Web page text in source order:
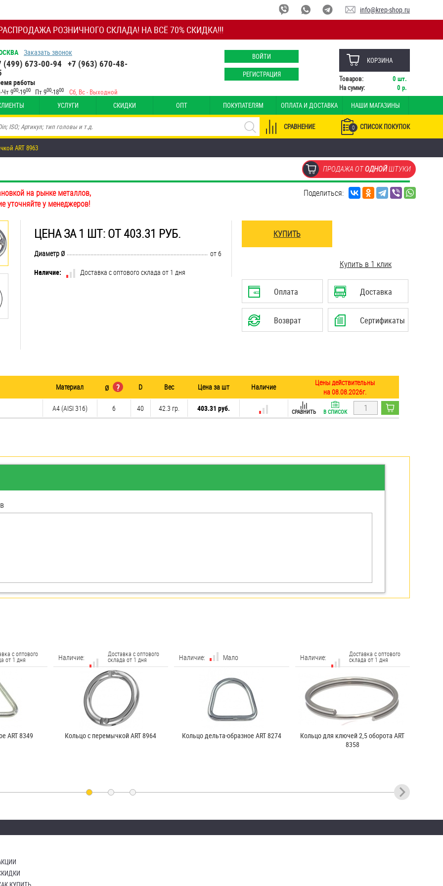
РОЗНИЧНОГО СКЛАДА! НА ВСЁ 70% СКИДКА!!!
info@krep-shop.ru
Заказать звонок
(499) 673-00-94 +7 (963) 670-48-
работы
Чт 900-1900 Пт 900-1800 Сб, Вс - Выходной
ВОЙТИ
РЕГИСТРАЦИЯ
КОРЗИНА
Товаров: 0 шт.
На сумму:
0 р.
УСЛУГИ СКИДКИ ОПТ ПОКУПАТЕЛЯМ ОПЛАТА И ДОСТАВКА НАШИ МАГАЗИНЫ
0 СПИСОК ПОКУПОК
СРАВНЕНИЕ
ART 8963
ПРОДАЖА ОТОДНОЙШТУКИ
на рынке металлов,
уточняйте у менеджеров!
Поделиться:
ЦЕНА ЗА 1 ШТ: ОТ 403.31 РУБ.
........................................................................................................................................................................................................
Диаметр Ø
от 6
Наличие:
Доставка с оптового склада от 1 дня
КУПИТЬ
Купить в 1 клик
Оплата Доставка
Возврат Сертификаты
Материал Ø ? D Вес Цена за шт Наличие
Цены действительны
на 08.08.2026г.
A4 (AISI 316) 6 40 42.3 гр. 403.31 руб. СРАВНИТЬ В СПИСОК
с оптового
от 1 дня
ART 8349
Наличие: Доставка с оптового
склада от 1 дня
Кольцо с перемычкой ART 8964
Наличие: Мало
Кольцо дельта-образное ART 8274
Наличие: Доставка с оптового
склада от 1 дня
Кольцо для ключей 2,5 оборота ART
8358
Доставка с оптового
склада от 1 дня
Доставка с оптового
склада от 1 дня
Доставка с оптового
склада от 1 дня